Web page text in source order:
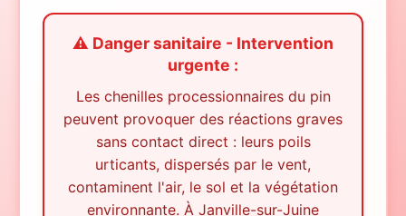
⚠️ Danger sanitaire - Intervention
urgente :
Les chenilles processionnaires du pin
peuvent provoquer des réactions graves
sans contact direct : leurs poils
urticants, dispersés par le vent,
contaminent l'air, le sol et la végétation
environnante. À Janville-sur-Juine